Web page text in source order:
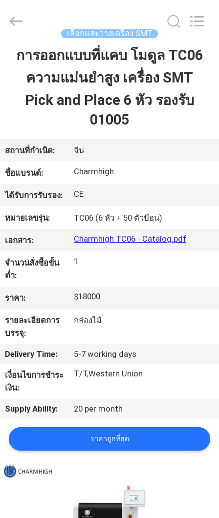
บ้าน
สินค้า
เกี่ยว
กับ
เรา
ทัวร์
โรงงาน
ควบคุม
คุณภาพ
ติดต่อ
เรา
ข่าว
SHOPPING
2026
CHARMHIGH
Reserved.
เลือกและวางเครื่อง SMT
การออกแบบที่แคบ โมดูล TC06
ความแม่นยำสูง เครื่อง SMT
Pick and Place 6 หัว รองรับ
01005
สถานที่กำเนิด: จีน
ชื่อแบรนด์: Charmhigh
ได้รับการรับรอง: CE
หมายเลขรุ่น: TC06 (6 หัว + 50 ตัวป้อน)
เอกสาร: Charmhigh TC06 - Catalog.pdf
จำนวนสั่งซื้อขั้น
ต่ำ:
1
ราคา: $18000
รายละเอียดการ
บรรจุ:
กล่องไม้
Delivery Time: 5-7 working days
เงื่อนไขการชำระ
เงิน:
T/T,Western Union
Supply Ability: 20 per month
ราคาถูกที่สุด